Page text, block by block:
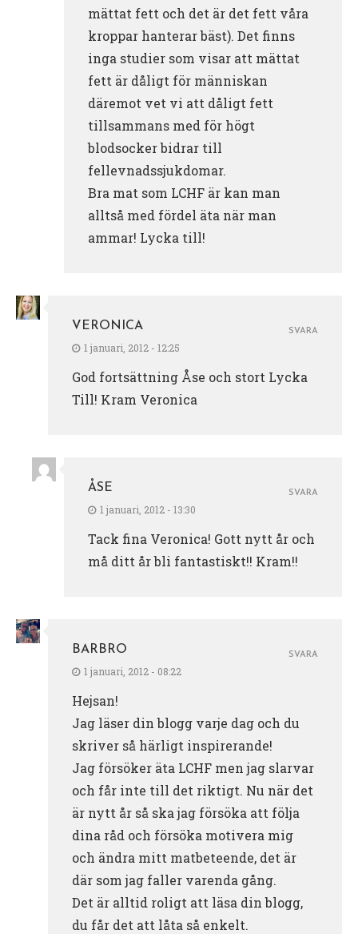
mättat fett och det är det fett våra
kroppar hanterar bäst). Det finns
inga studier som visar att mättat
fett är dåligt för människan
däremot vet vi att dåligt fett
tillsammans med för högt
blodsocker bidrar till
fellevnadssjukdomar.
Bra mat som LCHF är kan man
alltså med fördel äta när man
ammar! Lycka till!
VERONICA
1 januari, 2012 - 12:25
God fortsättning Åse och stort Lycka
Till! Kram Veronica
SVARA
ÅSE
1 januari, 2012 - 13:30
Tack fina Veronica! Gott nytt år och
må ditt år bli fantastiskt!! Kram!!
SVARA
BARBRO
1 januari, 2012 - 08:22
Hejsan!
Jag läser din blogg varje dag och du
skriver så härligt inspirerande!
Jag försöker äta LCHF men jag slarvar
och får inte till det riktigt. Nu när det
är nytt år så ska jag försöka att följa
dina råd och försöka motivera mig
och ändra mitt matbeteende, det är
där som jag faller varenda gång.
Det är alltid roligt att läsa din blogg,
du får det att låta så enkelt.
SVARA